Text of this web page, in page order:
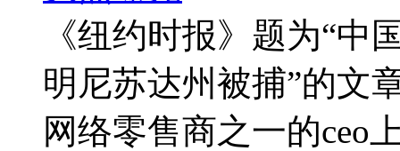
《纽约时报》题为“
明尼苏达州被捕”的文
网络零售商之一的ceo